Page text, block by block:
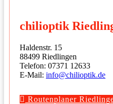
chilioptik
Haldenstr. 15
88499 Riedlingen
Telefon: 07371 12633
E-Mail: info@chilioptik.de
Routenplaner